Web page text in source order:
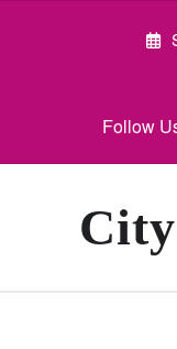
Follow